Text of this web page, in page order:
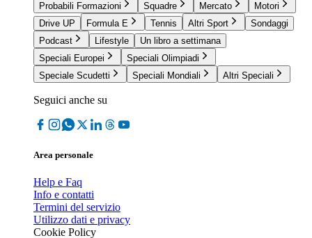
Probabili Formazioni
Squadre Mercato
Motori
Drive UP
Formula E Tennis Altri Sport
Sondaggi
Podcast
Lifestyle
Un libro a settimana
Speciali Europei
Speciali Olimpiadi
Speciale Scudetti
Speciali Mondiali Altri Speciali
Seguici anche su
Area personale
Help e Faq
Info e contatti
Termini del servizio
Utilizzo dati e privacy
Cookie Policy